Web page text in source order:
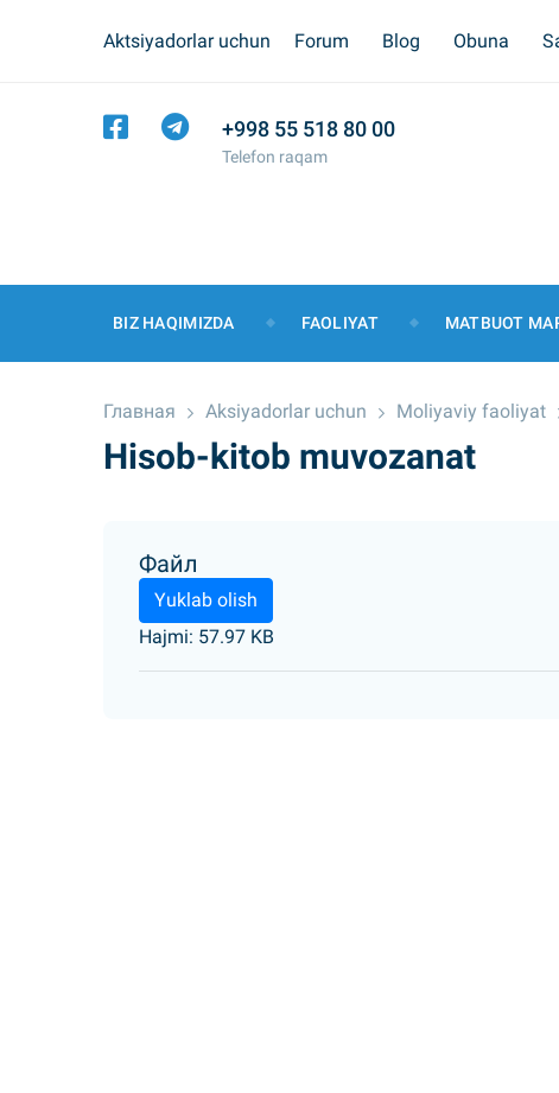
Aktsiyadorlar uchun Forum Blog Obuna
+998 55 518 80 00
Telefon raqam
BIZ HAQIMIZDA FAOLIYAT MATBUOT
Главная Aksiyadorlar uchun Moliyaviy faoliyat
Hisob-kitob muvozanat
Файл
Yuklab olish
Hajmi: 57.97 KB